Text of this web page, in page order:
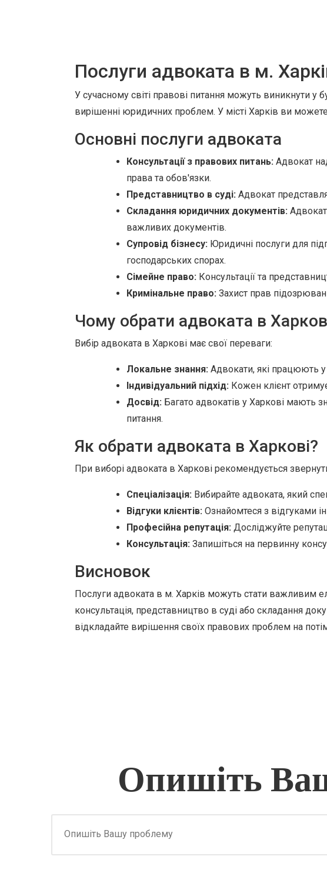
Послуги адвоката в м.
У сучасному світі правові питання можуть виникнути
вирішенні юридичних проблем. У місті Харків ви
Основні послуги адвоката
Консультації з правових питань: Адвокат
права та обов'язки.
Представництво в суді: Адвокат
Складання юридичних документів:
важливих документів.
Супровід бізнесу: Юридичні послуги для
господарських спорах.
Сімейне право: Консультації та
Кримінальне право: Захист прав
Чому обрати адвоката в
Вибір адвоката в Харкові має свої переваги:
Локальне знання: Адвокати, які працюють у
Індивідуальний підхід: Кожен клієнт
Досвід: Багато адвокатів у Харкові мають
питання.
Як обрати адвоката в Харкові?
При виборі адвоката в Харкові рекомендується
Спеціалізація: Вибирайте адвоката, який
Відгуки клієнтів: Ознайомтеся з відгуками
Професійна репутація: Досліджуйте
Консультація: Запишіться на первинну
Висновок
Послуги адвоката в м. Харків можуть стати важливим
консультація, представництво в суді або складання
відкладайте вирішення своїх правових проблем на
Опишіть